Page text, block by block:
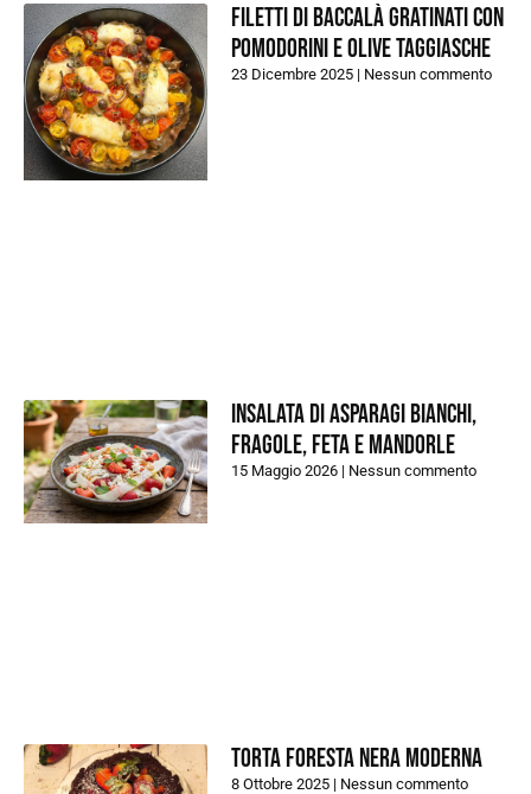
Filetti di baccalà gratinati con
pomodorini e olive taggiasche
23 Dicembre 2025 Nessun commento
Insalata di asparagi bianchi,
fragole, feta e mandorle
15 Maggio 2026 Nessun commento
Torta foresta nera moderna
8 Ottobre 2025 Nessun commento